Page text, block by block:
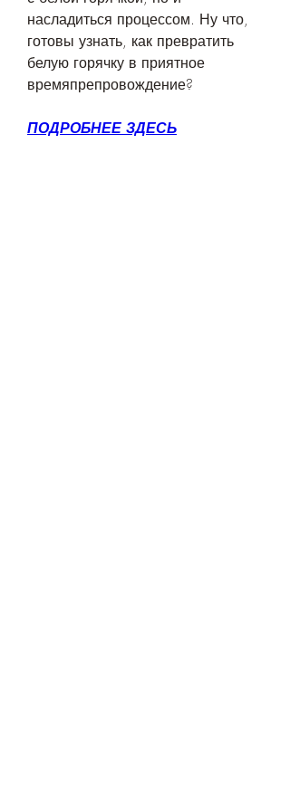
насладиться процессом. Ну что,
готовы узнать, как превратить
белую горячку в приятное
времяпрепровождение?
ПОДРОБНЕЕ ЗДЕСЬ